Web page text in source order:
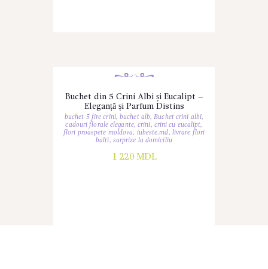
Buchet din 5 Crini Albi și Eucalipt –
Eleganță și Parfum Distins
buchet 5 fire crini,buchet alb,Buchet crini albi,
cadouri florale elegante,crini, crini cu eucalipt,
flori proaspete moldova, iubeste.md, livrare flori
balti, surprize la domiciliu
1 220 MDL